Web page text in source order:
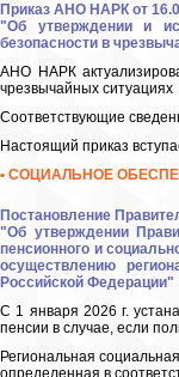
Приказ АНО НАРК от
"Об утверждении и
безопасности в
АНО НАРК
чрезвычайных ситуациях
Соответствующие
Настоящий приказ
• СОЦИАЛЬНОЕ
Постановление
"Об утверждении
пенсионного и
осуществлению
Российской Федерации"
С 1 января 2026 г.
пенсии в случае, если
Региональная
определенная в